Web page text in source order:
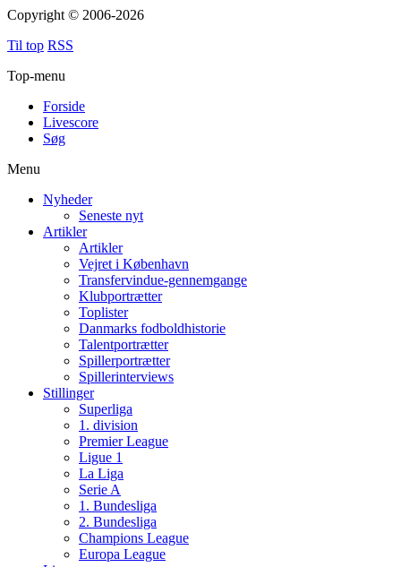
Copyright © 2006-2026
Til top RSS
Top-menu
Forside
Livescore
Søg
Menu
Nyheder
Seneste nyt
Artikler
Artikler
Vejret i København
Transfervindue-gennemgange
Klubportrætter
Toplister
Danmarks fodboldhistorie
Talentportrætter
Spillerportrætter
Spillerinterviews
Stillinger
Superliga
1. division
Premier League
Ligue 1
La Liga
Serie A
1. Bundesliga
2. Bundesliga
Champions League
Europa League